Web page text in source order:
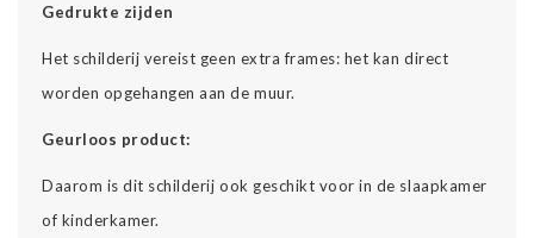
Gedrukte zijden
Het schilderij vereist geen extra frames: het kan direct
worden opgehangen aan de muur.
Geurloos product:
Daarom is dit schilderij ook geschikt voor in de slaapkamer
of kinderkamer.